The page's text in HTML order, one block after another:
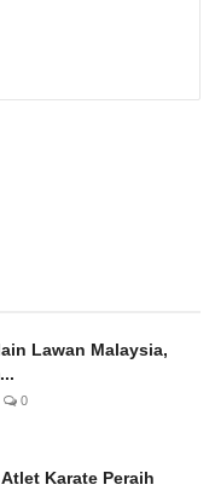
Lawan Malaysia,
0
Karate Peraih